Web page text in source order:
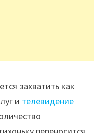
захватить как
и телевидение